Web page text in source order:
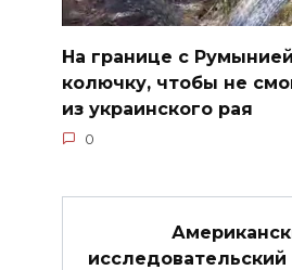
На границе с
колючку, чтобы не
из украинского рая
0
исследовательский